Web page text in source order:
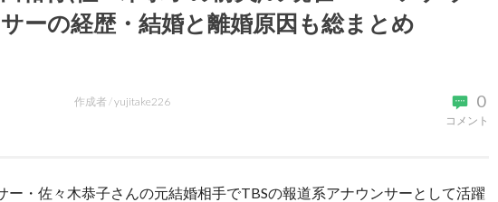
ーの経歴・結婚と離婚原因も総まとめ
0
コメント
作成者 /yujitake226
ー・佐々木恭子さんの元結婚相手でTBSの報道系アナウンサーとして活躍